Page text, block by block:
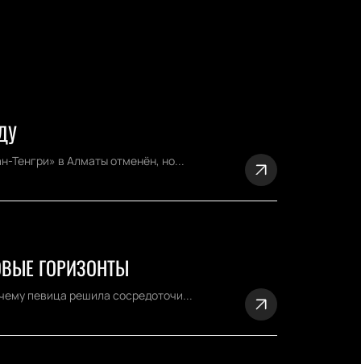
Тенгри» в Алматы отменён, но...
ГОРИЗОНТЫ
певица решила сосредоточи...